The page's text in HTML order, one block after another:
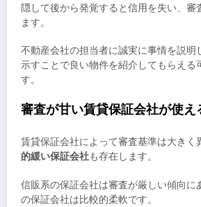
隠して後から発覚すると信用を失い、審
ます。
不動産会社の担当者に誠実に事情を説明
示すことで良い物件を紹介してもらえる
す。
審査が甘い賃貸保証会社が使
賃貸保証会社によって審査基準は大きく
的緩い保証会社も存在します。
信販系の保証会社は審査が厳しい傾向に
の保証会社は比較的柔軟です。